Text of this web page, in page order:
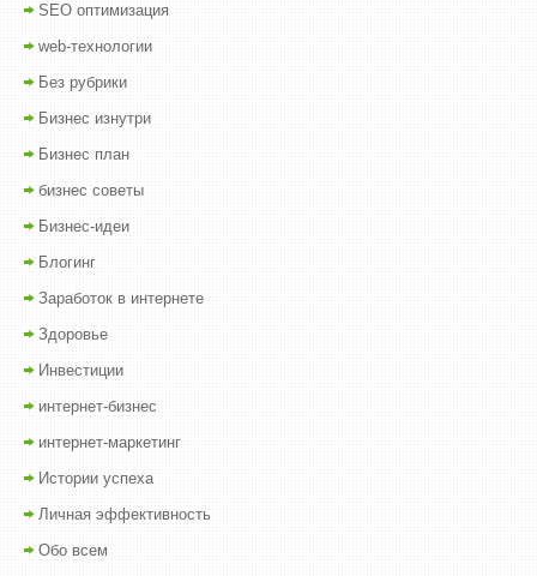
SEO оптимизация
web-технологии
Без рубрики
Бизнес изнутри
Бизнес план
бизнес советы
Бизнес-идеи
Блогинг
Заработок в интернете
Здоровье
Инвестиции
интернет-бизнес
интернет-маркетинг
Истории успеха
Личная эффективность
Обо всем